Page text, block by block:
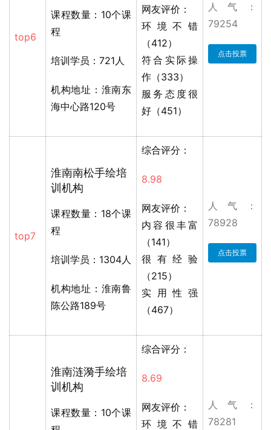
top6
课程数量：10个课
程
培训学员：721人
机构地址：淮南东
海中心路120号
网友评价：
环境不错
（412）
符合实际操
作（333）
服务态度很
好（451）
人气：
79254
点击投票
top7
淮南南松手绘培
训机构
课程数量：18个课
程
培训学员：1304人
机构地址：淮南鲁
陈公路189号
综合评分：
8.98
网友评价：
内容很丰富
（141）
很有经验
（215）
实用性强
（467）
人气：
78928
点击投票
淮南涟漪手绘培
训机构
课程数量：10个课
综合评分：
8.69
网友评价：
环境不错
人气：
78281